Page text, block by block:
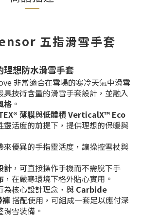
五指滑雪手套
理想防水滑雪手套
非常適合在雪場的寒冷天氣中滑雪
具技術含量的滑雪手套設計，並融入
格 。
薄膜與低體積 VerticalX™ Eco
靈活度的前提下，提供理想的保暖與
來優異的手指靈活度，讓操控雪杖與
計 ，可直接操作手機而不需脫下手
，在嚴寒環境下格外貼心實用。
為核心設計理念，與 Carbide
搭配使用，可組成一套足以應付深
雪裝備。